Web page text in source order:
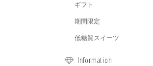
ギフト
期間限定
低糖質スイーツ
Information